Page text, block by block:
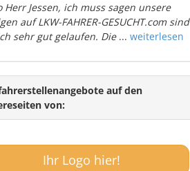
Herr Jessen, ich muss sagen unsere
auf LKW-FAHRER-GESUCHT.com sind
sehr gut gelaufen. Die... weiterlesen
auf den
von:
Ihr Logo hier!